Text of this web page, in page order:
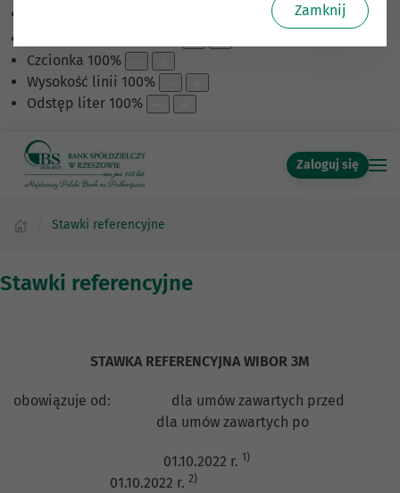
Czcionka 100%
Wysokość linii 100%
Odstęp liter 100%
Zaloguj się
Stawki referencyjne
Stawki referencyjne
STAWKA REFERENCYJNA WIBOR 3M
obowiązuje od: dla umów zawartych przed
dla umów zawartych po
01.10.2022 r. 1)
01.10.2022 r. 2)
Zamknij